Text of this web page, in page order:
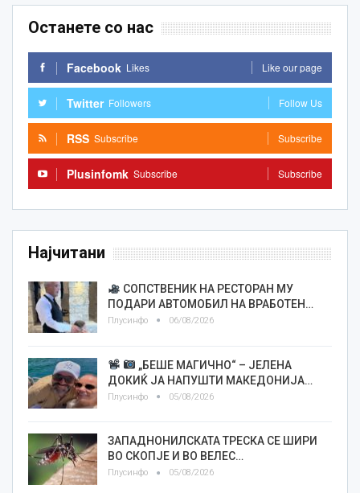
Останете со нас
Facebook Likes Like our page
Twitter Followers Follow Us
RSS Subscribe Subscribe
Plusinfomk Subscribe Subscribe
Најчитани
СОПСТВЕНИК НА РЕСТОРАН МУ
ПОДАРИ АВТОМОБИЛ НА ВРАБОТЕН…
Плусинфо 06/08/2026
„БЕШЕ МАГИЧНО“ – ЈЕЛЕНА
ДОКИЌ ЈА НАПУШТИ МАКЕДОНИЈА…
Плусинфо 05/08/2026
ЗАПАДНОНИЛСКАТА ТРЕСКА СЕ ШИРИ
ВО СКОПЈЕ И ВО ВЕЛЕС…
Плусинфо 05/08/2026